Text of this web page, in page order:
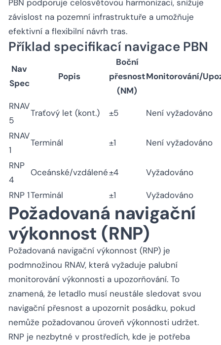
PBN podporuje celosvětovou harmonizaci, snižuje
závislost na pozemní infrastruktuře a umožňuje
efektivní a flexibilní návrh tras.
Příklad specifikací navigace PBN
Nav
Spec
Popis
Boční
přesnost
(NM)
Monitorování/
RNAV
5
Traťový let (kont.) ±5 Není vyžadováno
RNAV
1
Terminál ±1 Není vyžadováno
RNP
4
Oceánské/vzdálené±4 Vyžadováno
RNP 1Terminál ±1 Vyžadováno
Požadovaná navigační
výkonnost (RNP)
Požadovaná navigační výkonnost (RNP) je
podmnožinou RNAV, která vyžaduje palubní
monitorování výkonnosti a upozorňování. To
znamená, že letadlo musí neustále sledovat svou
navigační přesnost a upozornit posádku, pokud
nemůže požadovanou úroveň výkonnosti udržet.
RNP je nezbytné v prostředích, kde je potřeba